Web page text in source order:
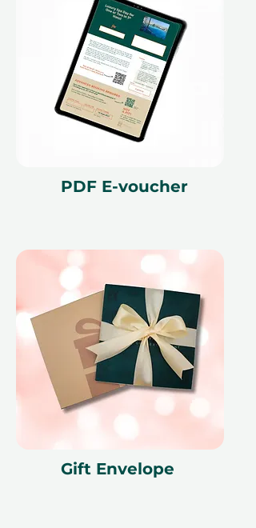
Подарите подарок, который
дарит больше, чем просто ужин -
это ночь роскоши, смеха и общих
мгновений в одном из самых
знаковых ресторанов Дубая.
Мелкий шрифт 📜
Этот подарочный сертификат
действителен в течение 12
месяцев и имеет уникальный код
идентификации, может быть
использован только один раз, не
может быть обменян на
наличные, заменен в случае
утери и не подлежит возврату.
Подарочный сертификат должен
может быть использован только
на Ithara.ae. Требуется
PDF E-voucher
Gift Envelope